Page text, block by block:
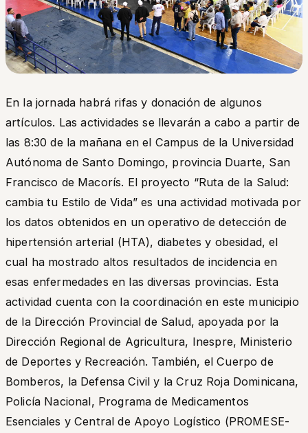
En la jornada habrá rifas y donación de algunos
artículos. Las actividades se llevarán a cabo a partir de
las 8:30 de la mañana en el Campus de la Universidad
Autónoma de Santo Domingo, provincia Duarte, San
Francisco de Macorís. El proyecto “Ruta de la Salud:
cambia tu Estilo de Vida” es una actividad motivada por
los datos obtenidos en un operativo de detección de
hipertensión arterial (HTA), diabetes y obesidad, el
cual ha mostrado altos resultados de incidencia en
esas enfermedades en las diversas provincias. Esta
actividad cuenta con la coordinación en este municipio
de la Dirección Provincial de Salud, apoyada por la
Dirección Regional de Agricultura, Inespre, Ministerio
de Deportes y Recreación. También, el Cuerpo de
Bomberos, la Defensa Civil y la Cruz Roja Dominicana,
Policía Nacional, Programa de Medicamentos
Esenciales y Central de Apoyo Logístico (PROMESE-